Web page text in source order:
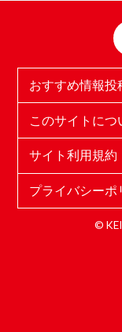
おすすめ情報投
このサイトにつ
サイト利用規約
プライバシーポ
©